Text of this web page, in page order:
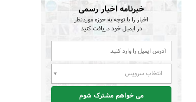
خبرنامه اخبار رسمی
اخبار را با توجه به حوزه موردنظر
در ایمیل خود دریافت کنید
انتخاب سرویس
می خواهم مشترک شوم